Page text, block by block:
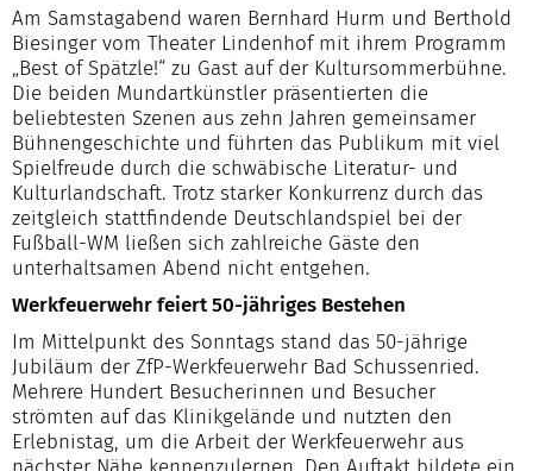
Am Samstagabend waren Bernhard Hurm und Berthold
Biesinger vom Theater Lindenhof mit ihrem Programm
„Best of Spätzle!“ zu Gast auf der Kultursommerbühne.
Die beiden Mundartkünstler präsentierten die
beliebtesten Szenen aus zehn Jahren gemeinsamer
Bühnengeschichte und führten das Publikum mit viel
Spielfreude durch die schwäbische Literatur- und
Kulturlandschaft. Trotz starker Konkurrenz durch das
zeitgleich stattfindende Deutschlandspiel bei der
Fußball-WM ließen sich zahlreiche Gäste den
unterhaltsamen Abend nicht entgehen.
Werkfeuerwehr feiert 50-jähriges Bestehen
Im Mittelpunkt des Sonntags stand das 50-jährige
Jubiläum der ZfP-Werkfeuerwehr Bad Schussenried.
Mehrere Hundert Besucherinnen und Besucher
strömten auf das Klinikgelände und nutzten den
Erlebnistag, um die Arbeit der Werkfeuerwehr aus